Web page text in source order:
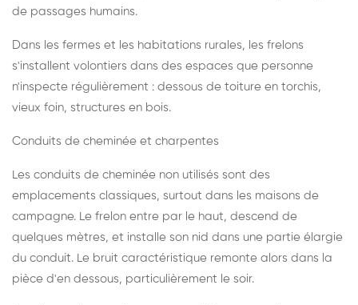
de passages humains.
Dans les fermes et les habitations rurales, les frelons
s'installent volontiers dans des espaces que personne
n'inspecte régulièrement : dessous de toiture en torchis,
vieux foin, structures en bois.
Conduits de cheminée et charpentes
Les conduits de cheminée non utilisés sont des
emplacements classiques, surtout dans les maisons de
campagne. Le frelon entre par le haut, descend de
quelques mètres, et installe son nid dans une partie élargie
du conduit. Le bruit caractéristique remonte alors dans la
pièce d'en dessous, particulièrement le soir.